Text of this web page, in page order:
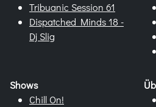
Tribuanic Session 61
Dispatched Minds 18 -
Dj Slig
Shows
Chill On!